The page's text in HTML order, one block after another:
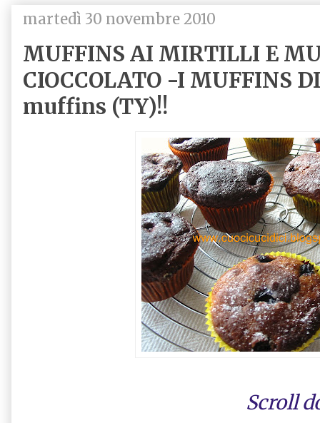
martedì 30 novembre 2010
MUFFINS AI MIRTILLI E
CIOCCOLATO -I MUFFINS
muffins (TY)!!
Scroll